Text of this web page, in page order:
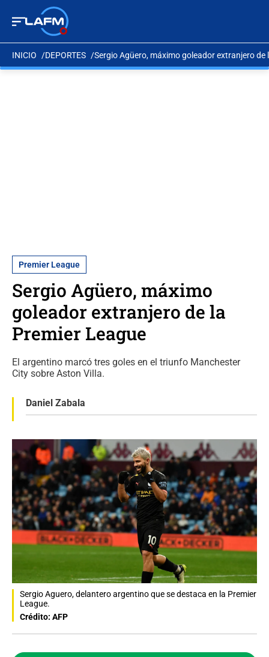
INICIO DEPORTES Sergio Agüero, máximo goleador extranjero de
Premier League
Sergio Agüero, máximo
goleador extranjero de la
Premier League
El argentino marcó tres goles en el triunfo Manchester
City sobre Aston Villa.
Daniel Zabala
Sergio Aguero, delantero argentino que se destaca en la Premier
League.
Crédito: AFP